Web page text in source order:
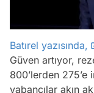
Batırel yazısında,
Güven artıyor,
800’lerden
yabancılar akın